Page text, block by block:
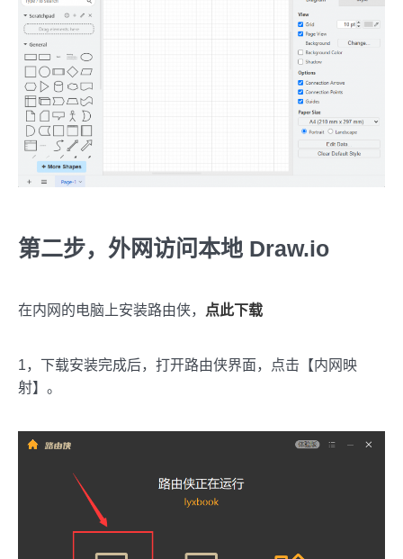
第二步，外网访问本地 Draw.io
在内网的电脑上安装路由侠， 点此下载
1，下载安装完成后，打开路由侠界面，点击【内网映
射】。